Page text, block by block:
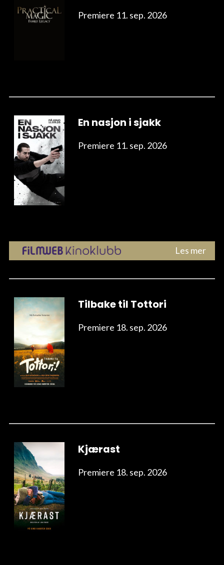
Premiere 11. sep. 2026
En nasjon i sjakk
Premiere 11. sep. 2026
Les mer
Tilbake til Tottori
Premiere 18. sep. 2026
Kjærast
Premiere 18. sep. 2026